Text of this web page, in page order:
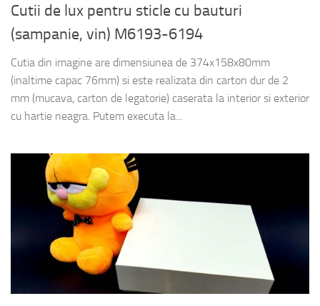
Cutii de lux pentru sticle cu bauturi
(sampanie, vin) M6193-6194
Cutia din imagine are dimensiunea de 374x158x80mm
(inaltime capac 76mm) si este realizata din carton dur de 2
mm (mucava, carton de legatorie) caserata la interior si exterior
cu hartie neagra. Putem executa la...